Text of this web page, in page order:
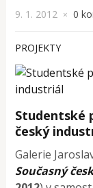
9. 1. 2012 × 0
PROJEKTY
Studentské
český
Galerie
Současný